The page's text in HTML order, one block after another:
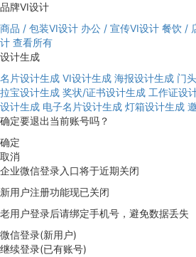
品牌VI设计
商品 / 包装VI设计 办公 / 宣传VI设计 餐饮 /
计 查看所有
设计生成
名片设计生成 VI设计生成 海报设计生成 门
拉宝设计生成 奖状/证书设计生成 工作证设
设计生成 电子名片设计生成 灯箱设计生成
确定要退出当前账号吗？
确定
取消
企业微信登录入口将于近期关闭
新用户注册功能现已关闭
老用户登录后请绑定手机号，避免数据丢失
微信登录(新用户)
继续登录(已有账号)